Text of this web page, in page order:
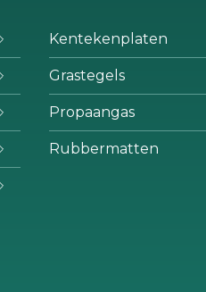
Kentekenplaten
Grastegels
Propaangas
Rubbermatten